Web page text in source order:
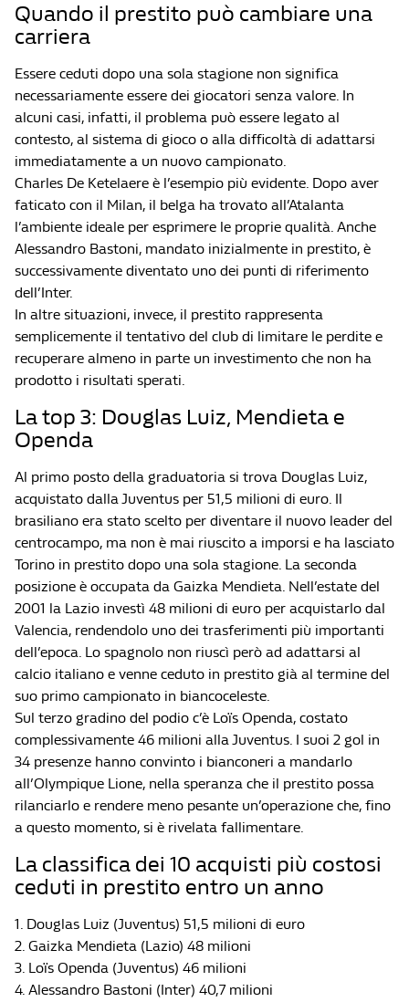
Quando il prestito può cambiare una
carriera
Essere ceduti dopo una sola stagione non significa
necessariamente essere dei giocatori senza valore. In
alcuni casi, infatti, il problema può essere legato al
contesto, al sistema di gioco o alla difficoltà di adattarsi
immediatamente a un nuovo campionato.
Charles De Ketelaere è l’esempio più evidente. Dopo aver
faticato con il Milan, il belga ha trovato all’Atalanta
l’ambiente ideale per esprimere le proprie qualità. Anche
Alessandro Bastoni, mandato inizialmente in prestito, è
successivamente diventato uno dei punti di riferimento
dell’Inter.
In altre situazioni, invece, il prestito rappresenta
semplicemente il tentativo del club di limitare le perdite e
recuperare almeno in parte un investimento che non ha
prodotto i risultati sperati.
La top 3: Douglas Luiz, Mendieta e
Openda
Al primo posto della graduatoria si trova Douglas Luiz,
acquistato dalla Juventus per 51,5 milioni di euro. Il
brasiliano era stato scelto per diventare il nuovo leader del
centrocampo, ma non è mai riuscito a imporsi e ha lasciato
Torino in prestito dopo una sola stagione. La seconda
posizione è occupata da Gaizka Mendieta. Nell’estate del
2001 la Lazio investì 48 milioni di euro per acquistarlo dal
Valencia, rendendolo uno dei trasferimenti più importanti
dell’epoca. Lo spagnolo non riuscì però ad adattarsi al
calcio italiano e venne ceduto in prestito già al termine del
suo primo campionato in biancoceleste.
Sul terzo gradino del podio c’è Loïs Openda, costato
complessivamente 46 milioni alla Juventus. I suoi 2 gol in
34 presenze hanno convinto i bianconeri a mandarlo
all’Olympique Lione, nella speranza che il prestito possa
rilanciarlo e rendere meno pesante un’operazione che, fino
a questo momento, si è rivelata fallimentare.
La classifica dei 10 acquisti più costosi
ceduti in prestito entro un anno
1. Douglas Luiz (Juventus) 51,5 milioni di euro
2. Gaizka Mendieta (Lazio) 48 milioni
3. Loïs Openda (Juventus) 46 milioni
4. Alessandro Bastoni (Inter) 40,7 milioni